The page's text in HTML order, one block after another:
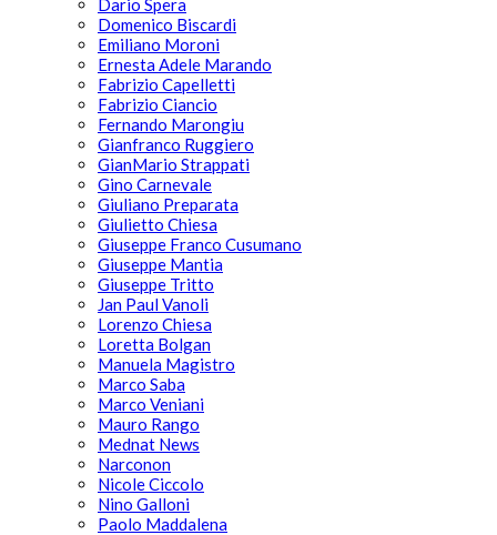
Dario Spera
Domenico Biscardi
Emiliano Moroni
Ernesta Adele Marando
Fabrizio Capelletti
Fabrizio Ciancio
Fernando Marongiu
Gianfranco Ruggiero
GianMario Strappati
Gino Carnevale
Giuliano Preparata
Giulietto Chiesa
Giuseppe Franco Cusumano
Giuseppe Mantia
Giuseppe Tritto
Jan Paul Vanoli
Lorenzo Chiesa
Loretta Bolgan
Manuela Magistro
Marco Saba
Marco Veniani
Mauro Rango
Mednat News
Narconon
Nicole Ciccolo
Nino Galloni
Paolo Maddalena